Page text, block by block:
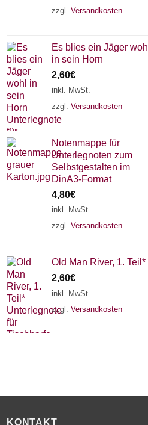
zzgl. Versandkosten
Es blies ein Jäger wohl
in sein Horn
2,60€
inkl. MwSt.
zzgl. Versandkosten
Notenmappe für
Unterlegnoten zum
Selbstgestalten im
DinA3-Format
4,80€
inkl. MwSt.
zzgl. Versandkosten
Old Man River, 1. Teil*
2,60€
inkl. MwSt.
zzgl. Versandkosten
KONTAKT